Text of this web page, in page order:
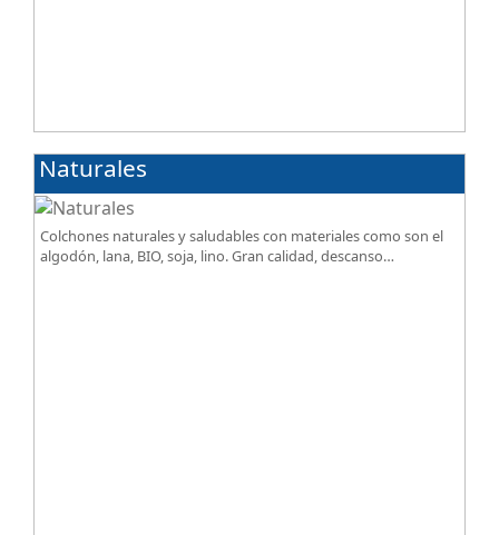
Naturales
Colchones naturales y saludables con materiales como son el
algodón, lana, BIO, soja, lino. Gran calidad, descanso